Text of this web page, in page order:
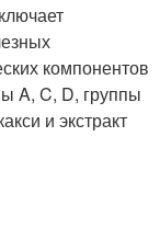
компонентов
A, C, D, группы
и экстракт